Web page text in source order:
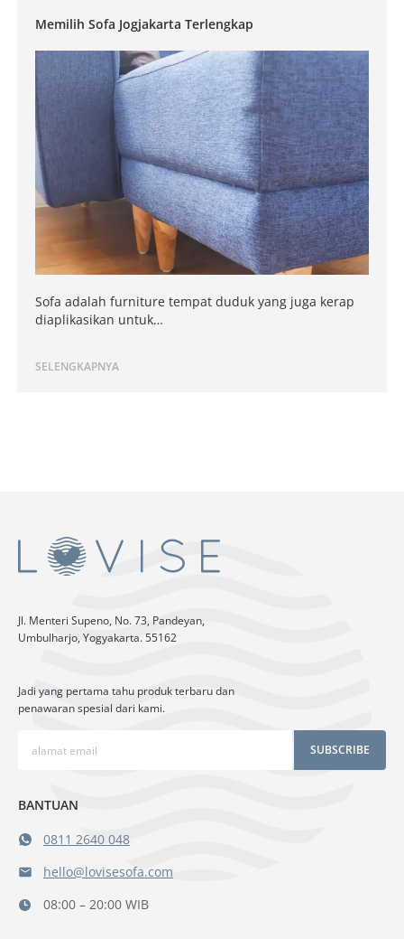
Memilih Sofa Jogjakarta Terlengkap
Sofa adalah furniture tempat duduk yang juga kerap
diaplikasikan untuk…
SELENGKAPNYA
Jl. Menteri Supeno, No. 73, Pandeyan,
Umbulharjo, Yogyakarta. 55162
Jadi yang pertama tahu produk terbaru dan
penawaran spesial dari kami.
SUBSCRIBE
BANTUAN
0811 2640 048
hello@lovisesofa.com
08:00 – 20:00 WIB